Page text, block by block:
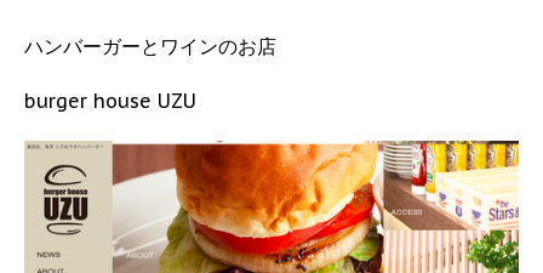
ハンバーガーとワインのお店
burger house UZU